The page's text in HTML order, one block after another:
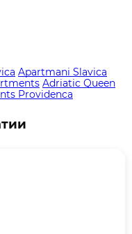
Apartmani Slavica
Adriatic Queen
Providenca